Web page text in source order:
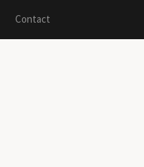
Contact